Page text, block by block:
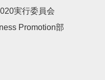
実行委員会
Promotion部